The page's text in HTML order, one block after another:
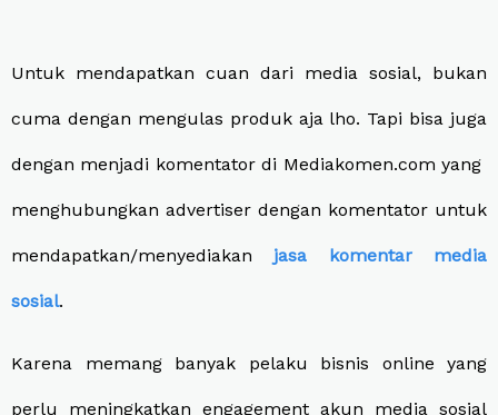
Untuk mendapatkan cuan dari media sosial, bukan
cuma dengan mengulas produk aja lho. Tapi bisa juga
dengan menjadi komentator di Mediakomen.com yang
menghubungkan advertiser dengan komentator untuk
mendapatkan/menyediakan jasa komentar media
sosial.
Karena memang banyak pelaku bisnis online yang
perlu meningkatkan engagement akun media sosial